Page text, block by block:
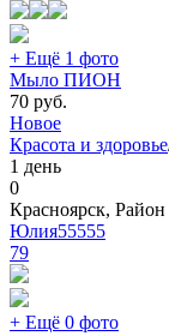
+ Ещё 1 фото
Мыло ПИОН
70 руб.
Новое
Красота и здоровье
1 день
0
Красноярск,
Юлия55555
79
+ Ещё 0 фото